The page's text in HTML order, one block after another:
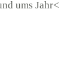
ums Jahr<